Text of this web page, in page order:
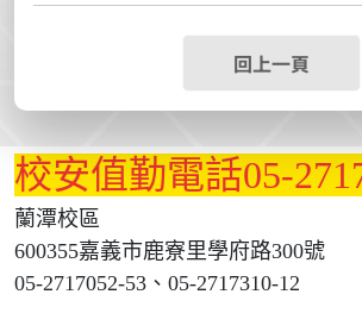
回上一頁
校安值勤電話05-
蘭潭校區
600355嘉義市鹿寮里學府路300號
05-2717052-53、05-2717310-12